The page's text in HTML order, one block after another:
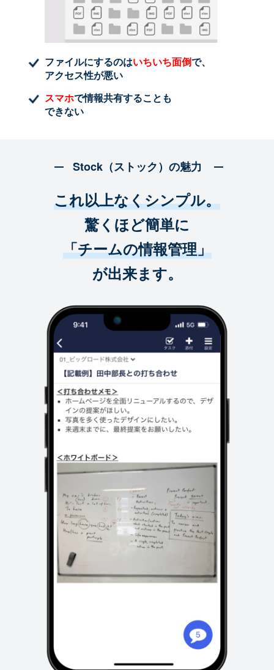
ファイルにするのはいちいち面倒で、
アクセス性が悪い
スマホで情報共有することも
できない
Stock（ストック）の魅力
これ以上なくシンプル。
驚くほど簡単に
「チームの情報管理」
が出来ます。